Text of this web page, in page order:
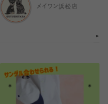
メイワン浜松店